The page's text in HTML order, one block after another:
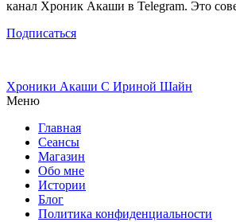
канал Хроник Акаши в Telegram. Это
Подписаться
Хроники Акаши С Ириной Шайн
Меню
Главная
Сеансы
Магазин
Обо мне
Истории
Блог
Политика конфиденциальности